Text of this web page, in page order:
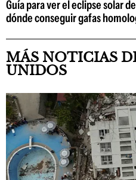
Guía para ver el eclipse solar
dónde conseguir gafas
MÁS NOTICIAS
UNIDOS